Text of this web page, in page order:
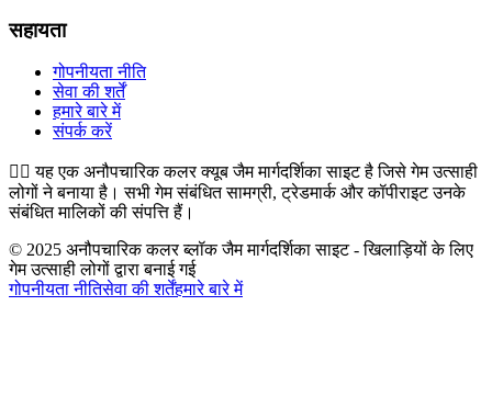
सहायता
गोपनीयता नीति
सेवा की शर्तें
हमारे बारे में
संपर्क करें
👉🏻यह एक अनौपचारिक कलर क्यूब जैम मार्गदर्शिका साइट है जिसे गेम उत्साही
लोगों ने बनाया है। सभी गेम संबंधित सामग्री, ट्रेडमार्क और कॉपीराइट उनके
संबंधित मालिकों की संपत्ति हैं।
© 2025 अनौपचारिक कलर ब्लॉक जैम मार्गदर्शिका साइट - खिलाड़ियों के लिए
गेम उत्साही लोगों द्वारा बनाई गई
गोपनीयता नीतिसेवा की शर्तेंहमारे बारे में